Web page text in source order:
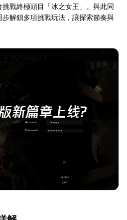
戰終極頭目「冰之女王」。與此同
解鎖多項挑戰玩法，讓探索節奏與